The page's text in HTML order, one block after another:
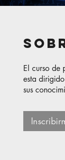
El curso de
esta
sus